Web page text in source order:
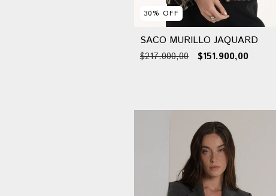
30% OFF
SACO MURILLO JAQUARD
$217.000,00 $151.900,00